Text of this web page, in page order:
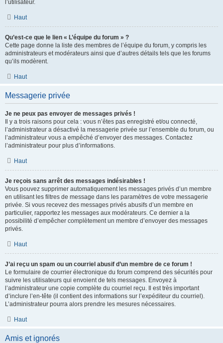
l’utilisateur.
Haut
Qu’est-ce que le lien « L’équipe du forum » ?
Cette page donne la liste des membres de l’équipe du forum, y compris les
administrateurs et modérateurs ainsi que d’autres détails tels que les forums
qu’ils modèrent.
Haut
Messagerie privée
Je ne peux pas envoyer de messages privés !
Il y a trois raisons pour cela : vous n’êtes pas enregistré et/ou connecté,
l’administrateur a désactivé la messagerie privée sur l’ensemble du forum, ou
l’administrateur vous a empêché d’envoyer des messages. Contactez
l’administrateur pour plus d’informations.
Haut
Je reçois sans arrêt des messages indésirables !
Vous pouvez supprimer automatiquement les messages privés d’un membre
en utilisant les filtres de message dans les paramètres de votre messagerie
privée. Si vous recevez des messages privés abusifs d’un membre en
particulier, rapportez les messages aux modérateurs. Ce dernier a la
possibilité d’empêcher complètement un membre d’envoyer des messages
privés.
Haut
J’ai reçu un spam ou un courriel abusif d’un membre de ce forum !
Le formulaire de courrier électronique du forum comprend des sécurités pour
suivre les utilisateurs qui envoient de tels messages. Envoyez à
l’administrateur une copie complète du courriel reçu. Il est très important
d’inclure l’en-tête (il contient des informations sur l’expéditeur du courriel).
L’administrateur pourra alors prendre les mesures nécessaires.
Haut
Amis et ignorés